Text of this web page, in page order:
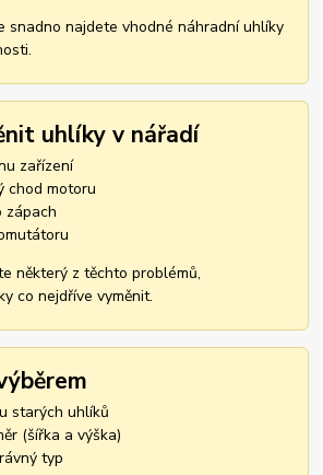
snadno najdete vhodné náhradní uhlíky
uhlíky v nářadí
zařízení
chod motoru
zápach
některý z těchto problémů,
co nejdříve vyměnit.
starých uhlíků
(šířka a výška)
typ